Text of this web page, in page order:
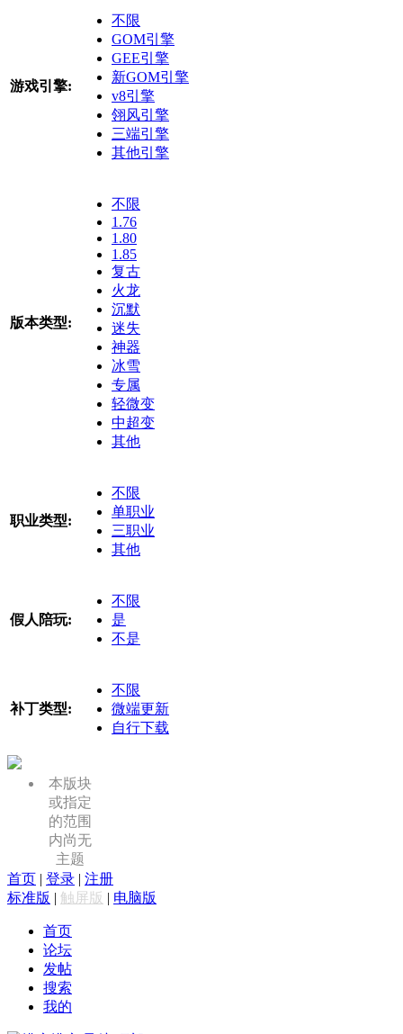
游戏引擎:
不限
GOM引擎
GEE引擎
新GOM引擎
v8引擎
翎风引擎
三端引擎
其他引擎
版本类型:
不限
1.76
1.80
1.85
复古
火龙
沉默
迷失
神器
冰雪
专属
轻微变
中超变
其他
职业类型:
不限
单职业
三职业
其他
假人陪玩:
不限
是
不是
补丁类型:
不限
微端更新
自行下载
本版块
或指定
的范围
内尚无
主题
首页 | 登录 | 注册
标准版 | 触屏版 | 电脑版
首页
论坛
发帖
搜索
我的